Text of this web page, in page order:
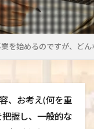
を始めるのですが、ど
、お考え(何を重
握し、一般的な